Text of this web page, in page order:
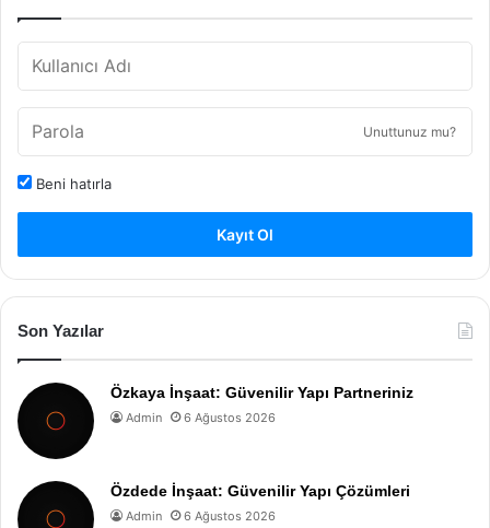
Unuttunuz mu?
Beni hatırla
Kayıt Ol
Son Yazılar
Özkaya İnşaat: Güvenilir Yapı Partneriniz
Admin 6 Ağustos 2026
Özdede İnşaat: Güvenilir Yapı Çözümleri
Admin 6 Ağustos 2026